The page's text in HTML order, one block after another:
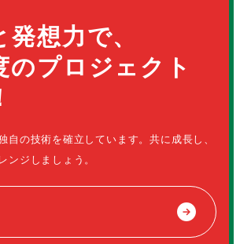
想力で、
のプロジェクト
自の技術を確立しています。共に成長し、
ンジしましょう。